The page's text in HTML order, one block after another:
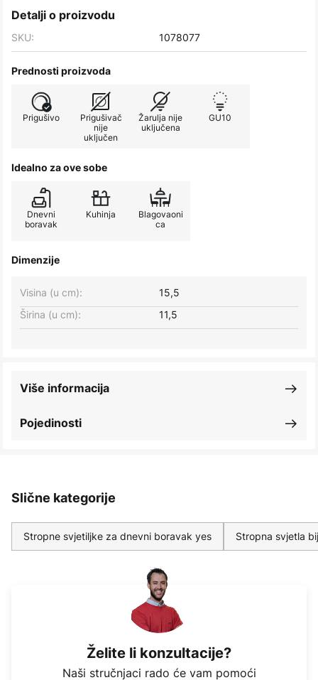
Detalji o proizvodu
SKU: 1078077
Prednosti proizvoda
Prigušivo
Prigušivač
nije
uključen
Žarulja nije
uključena
GU10
Idealno za ove sobe
Dnevni
boravak
Kuhinja
Blagovaoni
ca
Dimenzije
Širina (u cm): 11,5
Visina (u cm): 15,5
Pojedinosti
Više informacija
Slične kategorije
Stropne svjetiljke za dnevni boravak yes Stropna svjetla
Želite li konzultacije?
Naši stručnjaci rado će vam pomoći